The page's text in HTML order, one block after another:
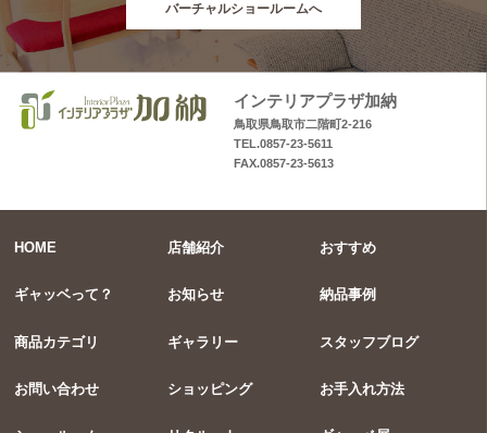
バーチャルショールームへ
インテリアプラザ加納
鳥取県鳥取市二階町2-216
TEL.0857-23-5611
FAX.0857-23-5613
HOME 店舗紹介 おすすめ
ギャッベって？ お知らせ 納品事例
商品カテゴリ ギャラリー スタッフブログ
お問い合わせ ショッピング お手入れ方法